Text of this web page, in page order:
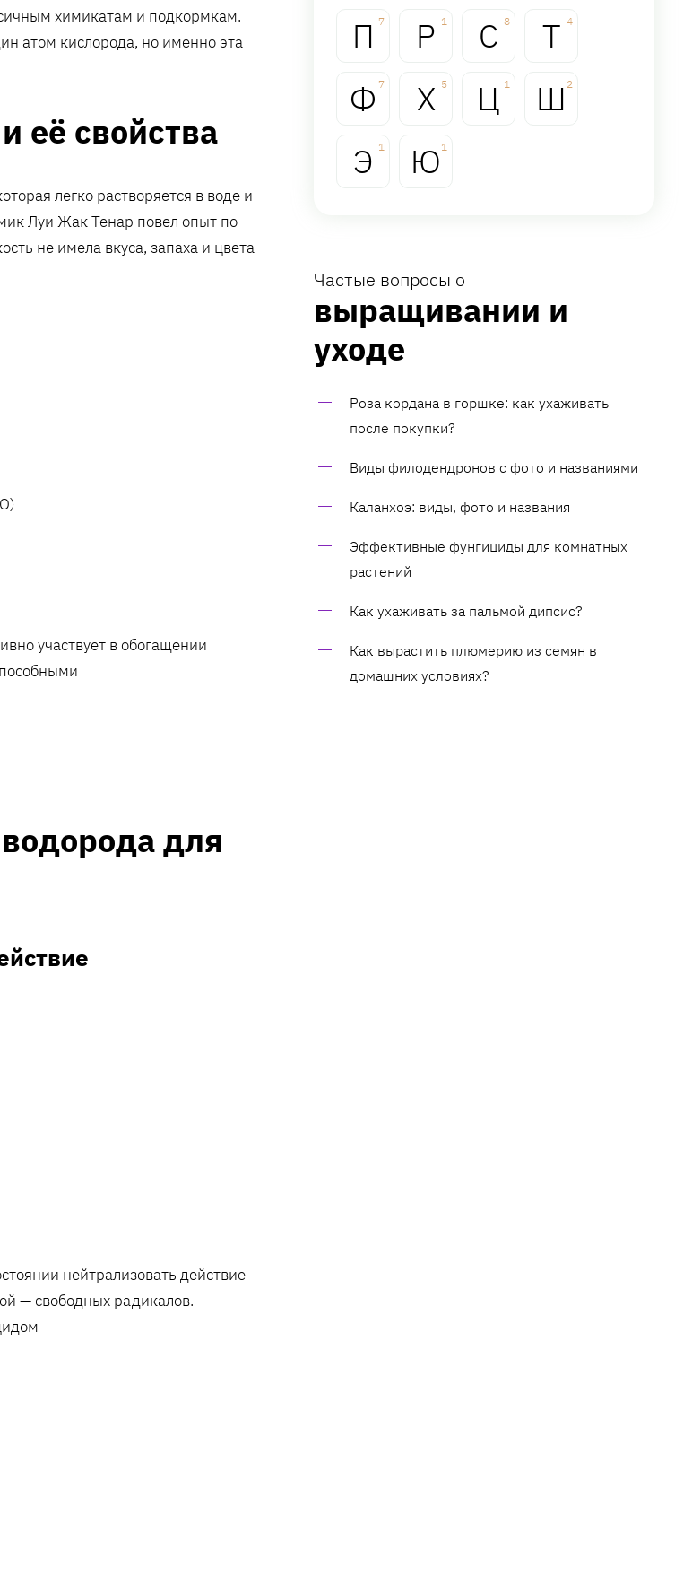
химикатам и подкормкам.
атом кислорода, но именно эта
её свойства
легко растворяется в воде и
Луи Жак Тенар повел опыт по
не имела вкуса, запаха и цвета
участвует в обогащении
для
нейтрализовать действие
— свободных радикалов.
П 7 Р 1 С 8 Т 4
Ф 7 Х 5 Ц 1 Ш 2
Э 1 Ю 1
Частые вопросы о
выращивании и
уходе
Роза кордана в горшке: как ухаживать
после покупки?
Виды филодендронов с фото и названиями
Каланхоэ: виды, фото и названия
Эффективные фунгициды для комнатных
растений
Как ухаживать за пальмой дипсис?
Как вырастить плюмерию из семян в
домашних условиях?